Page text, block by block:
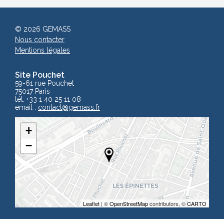
Site Pouchet
59-61 rue Pouchet
75017 Paris
tél. +33 1 40 25 11 08
email : contact@gemass.fr
+
−
Leaflet | ©OpenStreetMapcontributors, ©CARTO
© 2026 GEMASS
Nous contacter
Mentions légales